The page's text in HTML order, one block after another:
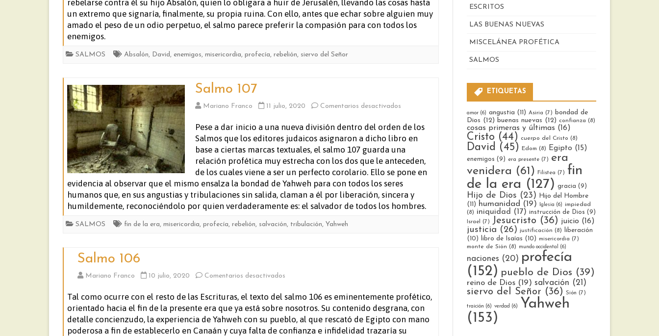
rebelarse contra él su hijo Absalón, quien lo obligara a huir de Jerusalén, llevando las cosas hasta
un extremo que signaría, finalmente, su propia ruina. Con ello, antes que echar sobre alguien muy
amado el peso de un odio perpetuo, el salmo parece preferir la compasión para con todos los
enemigos.
SALMOS Absalón, David, enemigos, misericordia, profecía, rebelión, siervo del Señor
Salmo 107
Mariano Franco 11 julio, 2020 Comentarios desactivados
Salmo
107
Pese a dar inicio a una nueva división dentro del orden de los
Salmos que los editores judaicos asignaron a dicho libro en
base a ciertas marcas textuales, el salmo 107 guarda una
relación profética muy estrecha con los dos que le anteceden,
de los cuales viene a ser un perfecto corolario. Ello se pone en
evidencia al observar que el mismo ensalza la bondad de Yahweh para con todos los seres
humanos que, en sus angustias y tribulaciones sin salida, claman a él por liberación, sincera y
humildemente, reconociéndolo por quien verdaderamente es: el salvador de todos los hombres.
SALMOS fin de la era, misericordia, profecía, rebelión, salvación, tribulación, Yahweh
Salmo 106
Mariano Franco 10 julio, 2020 Comentarios desactivados
Salmo
106
Tal como ocurre con el resto de las Escrituras, el texto del salmo 106 es eminentemente profético,
orientado hacia el fin de la presente era que ya está sobre nosotros. Su contenido desgrana, con
detalle concienzudo, la experiencia de Yahweh con su pueblo, al que rescató de Egipto con mano
poderosa a fin de establecerlo en Canaán y cuya falta de confianza e infidelidad trazaría su
ESCRITOS
LAS BUENAS NUEVAS
MISCELÁNEA PROFÉTICA
SALMOS
ETIQUETAS
amor(6) angustia (11) Asiria (7) bondad de
Dios (12) buenas nuevas (12) confianza (8)
cosas primeras y últimas (16)
Cristo (44) cuerpo del Cristo (8)
David (45) Edom (8) Egipto (15)
enemigos (9) era presente(7) era
venidera (61) Filistea (7) fin
de la era (127) gracia (9)
Hijo de Dios (23)
Hijo del Hombre
(11)
humanidad (19) Iglesia (6) impiedad
(8) iniquidad (17) instrucción de Dios (9)
Israel (7) Jesucristo (36) juicio (16)
justicia (26) justificación (8)
liberación
(10)
libro de Isaías (10) misericordia (7)
monte de Sión (8) mundo occidental (6)
naciones (20) profecía
(152) pueblo de Dios (39)
reino de Dios(19) salvación (21)
siervo del Señor (36) Sión (7)
traición (6) verdad (6)
Yahweh
(153)